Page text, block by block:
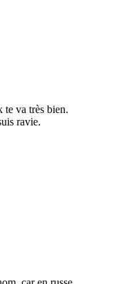
te va très bien.
ravie.